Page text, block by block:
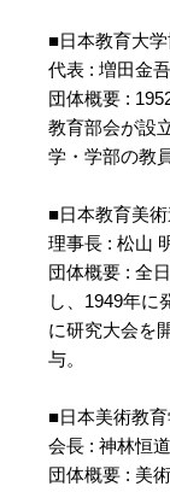
■日本教育大
代表 : 増田金
団体概要 :
教育部会が設
学・学部の教
■日本教育美
理事長 : 松山
団体概要 : 全
し、1949年に
に研究大会を
与。
■日本美術教
会長 : 神林恒
団体概要 : 美